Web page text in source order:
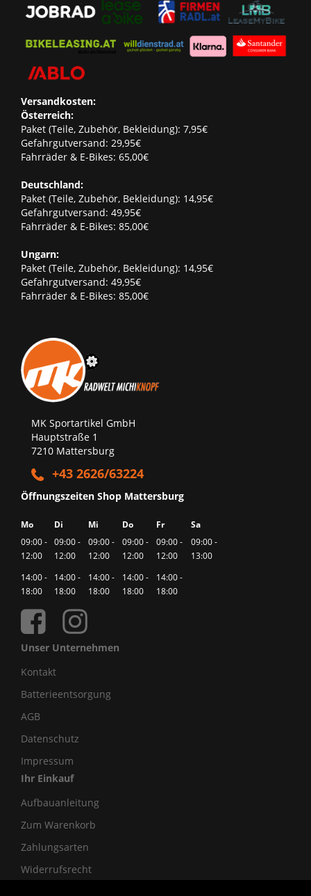
Versandkosten:
Österreich:
Paket (Teile, Zubehör, Bekleidung): 7,95€
Gefahrgutversand: 29,95€
Fahrräder & E-Bikes: 65,00€
Deutschland:
Paket (Teile, Zubehör, Bekleidung): 14,95€
Gefahrgutversand: 49,95€
Fahrräder & E-Bikes: 85,00€
Ungarn:
Paket (Teile, Zubehör, Bekleidung): 14,95€
Gefahrgutversand: 49,95€
Fahrräder & E-Bikes: 85,00€
MK Sportartikel GmbH
Hauptstraße 1
7210 Mattersburg
+43 2626/63224
Öffnungszeiten Shop Mattersburg
Mo Di Mi Do Fr
Sa
09:00 -
12:00
09:00 -
12:00
09:00 -
12:00
09:00 -
12:00
09:00 -
12:00
09:00 -
13:00
14:00 -
18:00
14:00 -
18:00
14:00 -
18:00
14:00 -
18:00
14:00 -
18:00
Unser Unternehmen
Kontakt
Batterieentsorgung
AGB
Datenschutz
Impressum
Ihr Einkauf
Aufbauanleitung
Zum Warenkorb
Zahlungsarten
Widerrufsrecht